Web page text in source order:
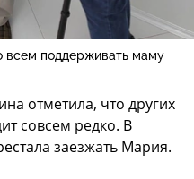
всем поддерживать маму
отметила, что других
совсем редко. В
заезжать Мария.